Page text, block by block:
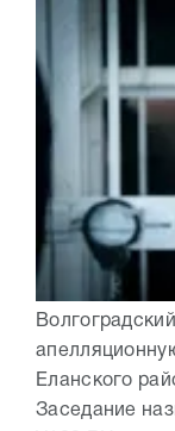
Еланского
Заседание